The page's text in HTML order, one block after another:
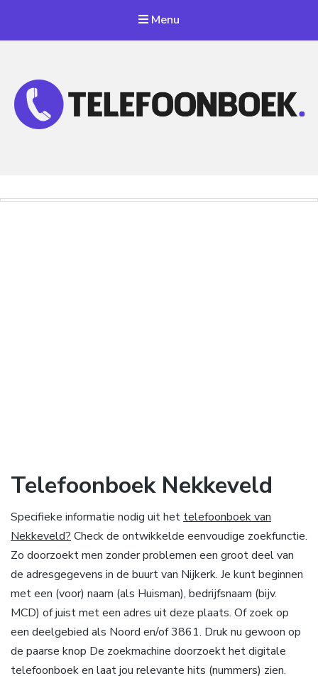
Menu
Telefoonboek Nekkeveld
Specifieke informatie nodig uit het telefoonboek van
Nekkeveld? Check de ontwikkelde eenvoudige zoekfunctie.
Zo doorzoekt men zonder problemen een groot deel van
de adresgegevens in de buurt van Nijkerk. Je kunt beginnen
met een (voor) naam (als Huisman), bedrijfsnaam (bijv.
MCD) of juist met een adres uit deze plaats. Of zoek op
een deelgebied als Noord en/of 3861. Druk nu gewoon op
de paarse knop De zoekmachine doorzoekt het digitale
telefoonboek en laat jou relevante hits (nummers) zien.